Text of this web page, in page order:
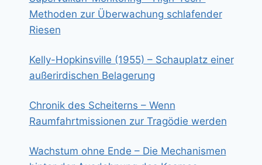
Methoden zur Überwachung schlafender
Riesen
Kelly-Hopkinsville (1955) – Schauplatz einer
außerirdischen Belagerung
Chronik des Scheiterns – Wenn
Raumfahrtmissionen zur Tragödie werden
Wachstum ohne Ende – Die Mechanismen